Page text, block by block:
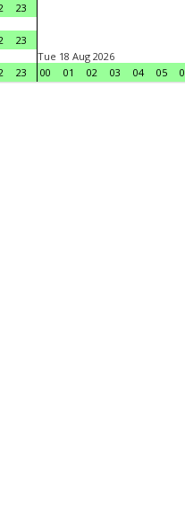
23
23
23
Tue 18 Aug 2026
00
01 02 03 04 05